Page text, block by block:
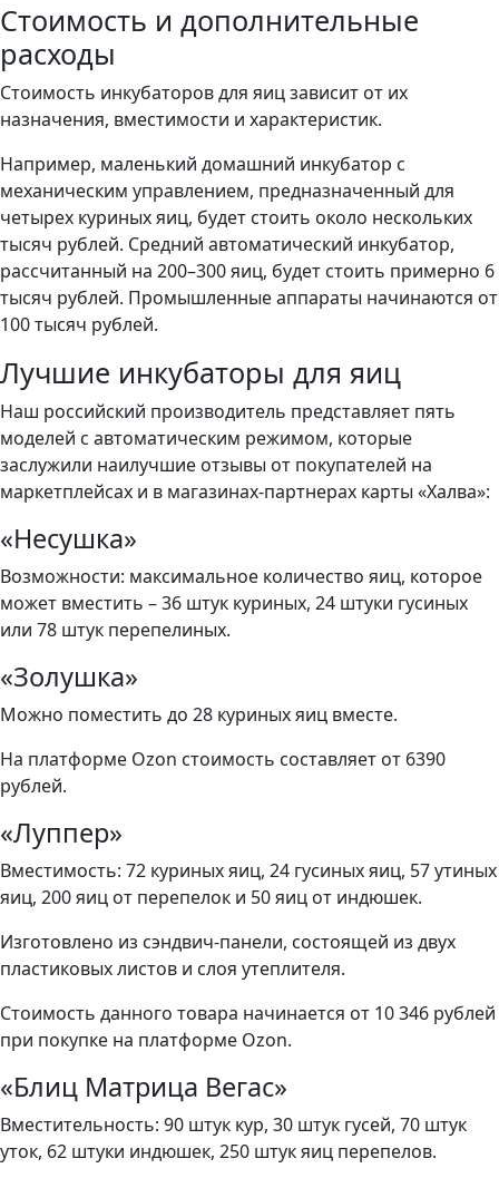
Стоимость и дополнительные
расходы
Стоимость инкубаторов для яиц зависит от их
назначения, вместимости и характеристик.
Например, маленький домашний инкубатор с
механическим управлением, предназначенный для
четырех куриных яиц, будет стоить около нескольких
тысяч рублей. Средний автоматический инкубатор,
рассчитанный на 200–300 яиц, будет стоить примерно 6
тысяч рублей. Промышленные аппараты начинаются от
100 тысяч рублей.
Лучшие инкубаторы для яиц
Наш российский производитель представляет пять
моделей с автоматическим режимом, которые
заслужили наилучшие отзывы от покупателей на
маркетплейсах и в магазинах-партнерах карты «Халва»:
«Несушка»
Возможности: максимальное количество яиц, которое
может вместить – 36 штук куриных, 24 штуки гусиных
или 78 штук перепелиных.
«Золушка»
Можно поместить до 28 куриных яиц вместе.
На платформе Ozon стоимость составляет от 6390
рублей.
«Луппер»
Вместимость: 72 куриных яиц, 24 гусиных яиц, 57 утиных
яиц, 200 яиц от перепелок и 50 яиц от индюшек.
Изготовлено из сэндвич-панели, состоящей из двух
пластиковых листов и слоя утеплителя.
Стоимость данного товара начинается от 10 346 рублей
при покупке на платформе Ozon.
«Блиц Матрица Вегас»
Вместительность: 90 штук кур, 30 штук гусей, 70 штук
уток, 62 штуки индюшек, 250 штук яиц перепелов.